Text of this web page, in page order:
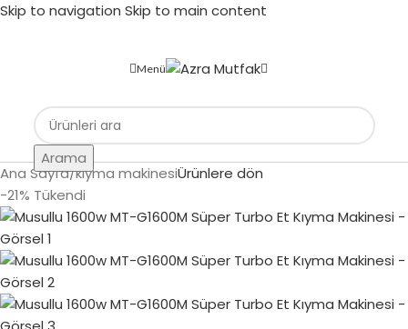
Skip to navigation Skip to main content
Menü
Arama
Ana Sayfa/kıyma makinesiÜrünlere dön
-21% Tükendi